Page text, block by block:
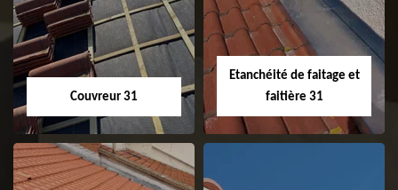
Couvreur 31
Etanchéité de faitage et
faitière 31